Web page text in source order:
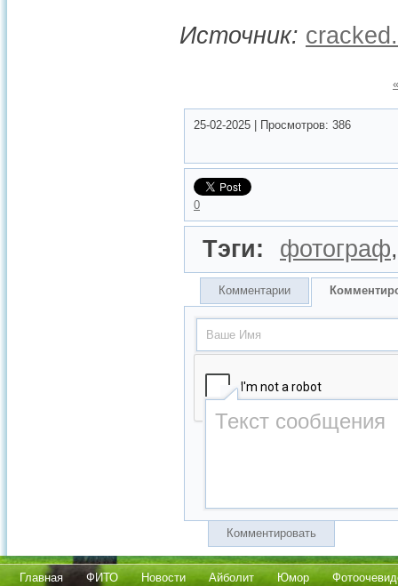
Источник:
25-02-2025 Просмотров: 386
0
Тэги: фотограф
Комментарии
Комментировать
Главная ФИТО Новости Айболит Юмор